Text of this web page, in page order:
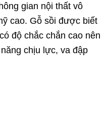
gian nội thất vô
cao. Gỗ sồi được biết
độ chắc chắn cao nên
chịu lực, va đập